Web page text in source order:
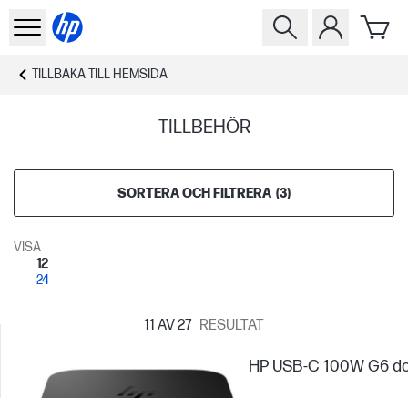
TILLBAKA TILL HEMSIDA
TILLBEHÖR
SORTERA OCH FILTRERA (3)
VISA
12
24
11 AV 27 RESULTAT
HP USB-C 100W G6